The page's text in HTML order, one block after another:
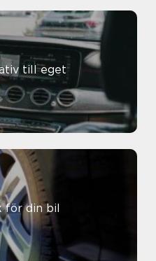
till eget
för din bil